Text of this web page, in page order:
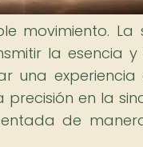
movimiento. La
la esencia
una experiencia
en la
de